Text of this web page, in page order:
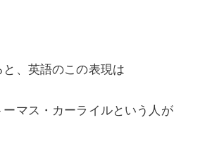
、英語のこの表現は
マス・カーライルという人が